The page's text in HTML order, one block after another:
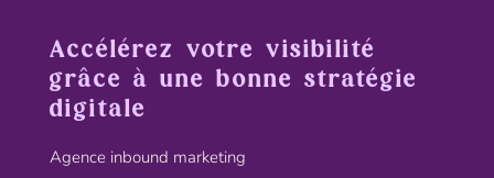
Accélérez votre visibilité
grâce à une bonne stratégie
digitale
Agence inbound marketing